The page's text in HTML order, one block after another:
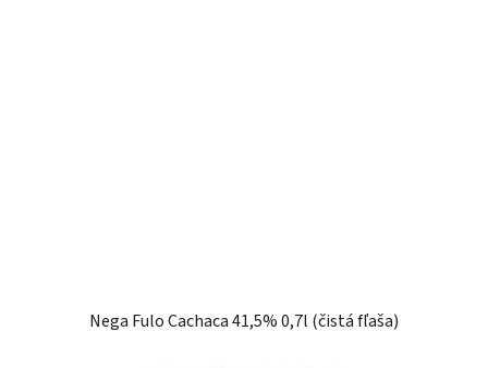
Nega Fulo Cachaca 41,5% 0,7l (čistá fľaša)